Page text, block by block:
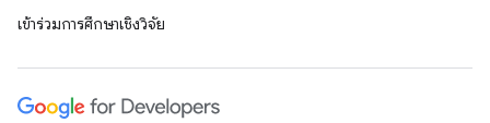
เข้าร่วมการศึกษาเชิงวิจัย